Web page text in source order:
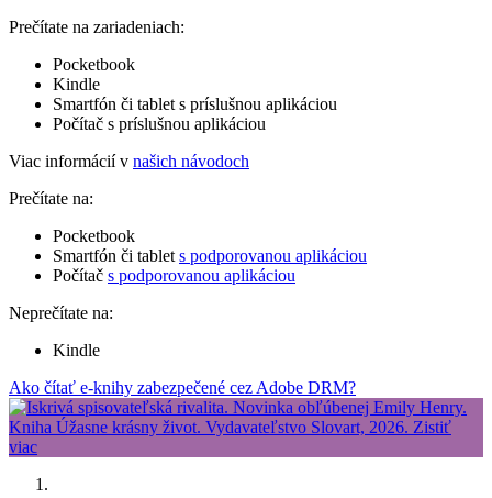
Prečítate na zariadeniach:
Pocketbook
Kindle
Smartfón či tablet s príslušnou aplikáciou
Počítač s príslušnou aplikáciou
Viac informácií v našich návodoch
Prečítate na:
Pocketbook
Smartfón či tablet s podporovanou aplikáciou
Počítač s podporovanou aplikáciou
Neprečítate na:
Kindle
Ako čítať e-knihy zabezpečené cez Adobe DRM?